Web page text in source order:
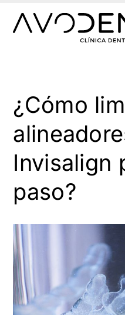
contenido
¿Cómo
Invisalign
paso?